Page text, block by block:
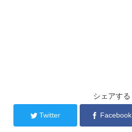
シェアする
Twitter Facebook